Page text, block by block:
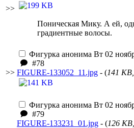
>>
Поническая Мику. А ей,
градиентные волосы.
>>
Фигурка анонима Вт 02
#78
FIGURE-133052_11.jpg - (141
Фигурка анонима Вт 02
#79
FIGURE-133231_01.jpg - (126